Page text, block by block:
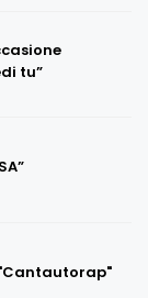
tu”